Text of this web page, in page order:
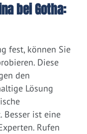
bei Gotha:
fest, können Sie
Diese
den
Lösung
ist eine
Rufen